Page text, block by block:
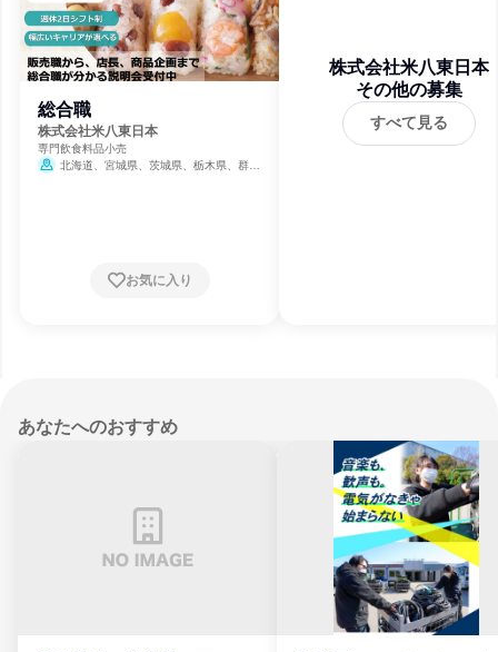
総合職
株式会社米八東日本
専門飲食料品小売
北海道、宮城県、茨城県、栃木県、群馬
お気に入り
株式会社米八東日本
その他の募集
すべて見る
あなたへのおすすめ